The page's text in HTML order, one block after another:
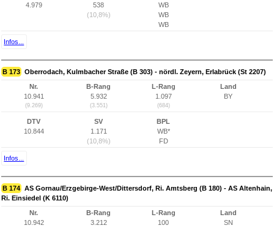
4.979
538
(10,8%)
WB
WB
WB
Infos...
B 173 Oberrodach, Kulmbacher Straße (B 303) - nördl. Zeyern, Erlabrück (St 2207)
Nr.
10.941
(9.269)
B-Rang
5.932
(3.551)
L-Rang
1.097
(684)
Land
BY
DTV
10.844
SV
1.171
(10,8%)
BPL
WB*
FD
Infos...
B 174 AS Gornau/Erzgebirge-West/Dittersdorf, Ri. Amtsberg (B 180) - AS Altenhain,
Ri. Einsiedel (K 6110)
Nr.
10.942
B-Rang
3.212
L-Rang
100
Land
SN